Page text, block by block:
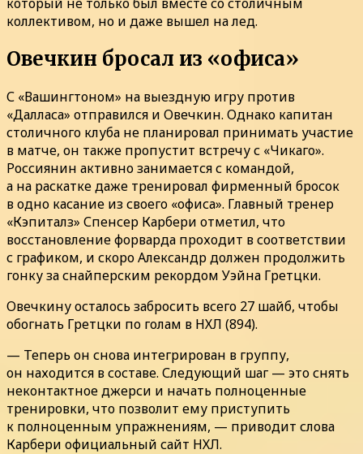
коллективом, но и даже вышел на лед.
Овечкин бросал из «офиса»
С «Вашингтоном» на выездную игру против
«Далласа» отправился и Овечкин. Однако капитан
столичного клуба не планировал принимать участие
в матче, он также пропустит встречу с «Чикаго».
Россиянин активно занимается с командой,
а на раскатке даже тренировал фирменный бросок
в одно касание из своего «офиса». Главный тренер
«Кэпиталз» Спенсер Карбери отметил, что
восстановление форварда проходит в соответствии
с графиком, и скоро Александр должен продолжить
гонку за снайперским рекордом Уэйна Гретцки.
Овечкину осталось забросить всего 27 шайб, чтобы
обогнать Гретцки по голам в НХЛ (894).
— Теперь он снова интегрирован в группу,
он находится в составе. Следующий шаг — это снять
неконтактное джерси и начать полноценные
тренировки, что позволит ему приступить
к полноценным упражнениям, — приводит слова
Карбери официальный сайт НХЛ.